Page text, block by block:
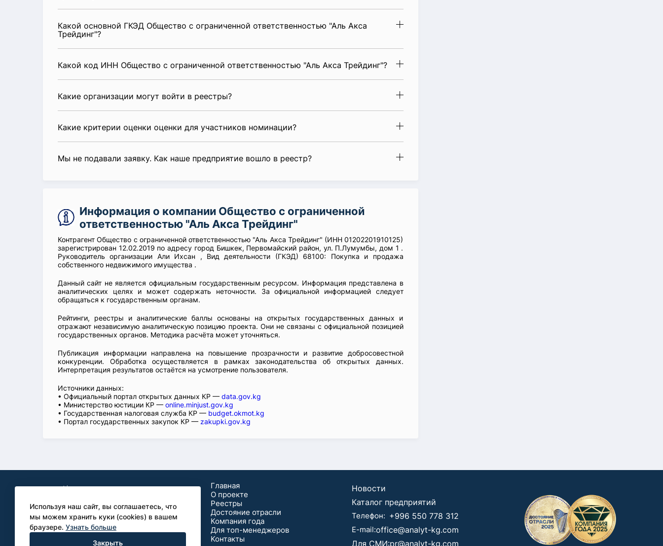
Какой основной ГКЭД Общество с ограниченной ответственностью "Аль Акса
Трейдинг"?
Какой код ИНН Общество с ограниченной ответственностью "Аль Акса Трейдинг"?
Какие организации могут войти в реестры?
Какие критерии оценки оценки для участников номинации?
Мы не подавали заявку. Как наше предприятие вошло в реестр?
Информация о компании Общество с ограниченной
ответственностью "Аль Акса Трейдинг"
Контрагент Общество с ограниченной ответственностью "Аль Акса Трейдинг" (ИНН 01202201910125)
зарегистрирован 12.02.2019 по адресу город Бишкек, Первомайский район, ул. П.Лумумбы, дом 1 .
Руководитель организации Али Ихсан , Вид деятельности (ГКЭД) 68100: Покупка и продажа
собственного недвижимого имущества .
Данный сайт не является официальным государственным ресурсом. Информация представлена в
аналитических целях и может содержать неточности. За официальной информацией следует
обращаться к государственным органам.
Рейтинги, реестры и аналитические баллы основаны на открытых государственных данных и
отражают независимую аналитическую позицию проекта. Они не связаны с официальной позицией
государственных органов. Методика расчёта может уточняться.
Публикация информации направлена на повышение прозрачности и развитие добросовестной
конкуренции. Обработка осуществляется в рамках законодательства об открытых данных.
Интерпретация результатов остаётся на усмотрение пользователя.
Источники данных:
• Официальный портал открытых данных КР — data.gov.kg
• Министерство юстиции КР — online.minjust.gov.kg
• Государственная налоговая служба КР — budget.okmot.kg
• Портал государственных закупок КР — zakupki.gov.kg
Используя наш сайт, вы соглашаетесь, что
мы можем хранить куки (cookies) в вашем
браузере. Узнать больше
Закрыть
Аналитические
Главная
О проекте
Реестры
Достояние отрасли
Компания года
Для топ-менеджеров
Koнтaкты
Новости
Каталог предприятий
Телефон: +996 550 778 312
E-mail:office@analyt-kg.com
Для СМИ:pr@analyt-kg.com